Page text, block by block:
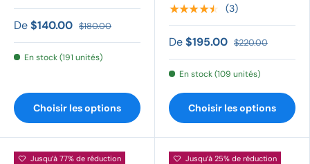
De$140.00 $180.00
En stock (191 unités)
Choisir les options
★★★★★ (3)
De$195.00 $220.00
En stock (109 unités)
Choisir les options
Jusqu’à 77% de réduction Jusqu’à 25% de réduction